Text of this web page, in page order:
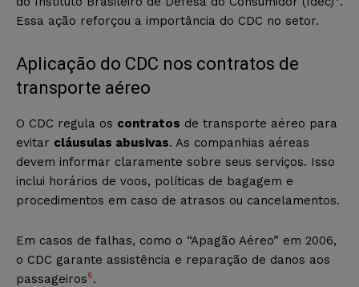
Essa ação reforçou a importância do CDC no setor.
Aplicação do CDC nos contratos de
transporte aéreo
O CDC regula os contratos de transporte aéreo para
evitar cláusulas abusivas. As companhias aéreas
devem informar claramente sobre seus serviços. Isso
inclui horários de voos, políticas de bagagem e
procedimentos em caso de atrasos ou cancelamentos.
Em casos de falhas, como o “Apagão Aéreo” em 2006,
o CDC garante assistência e reparação de danos aos
passageiros6.